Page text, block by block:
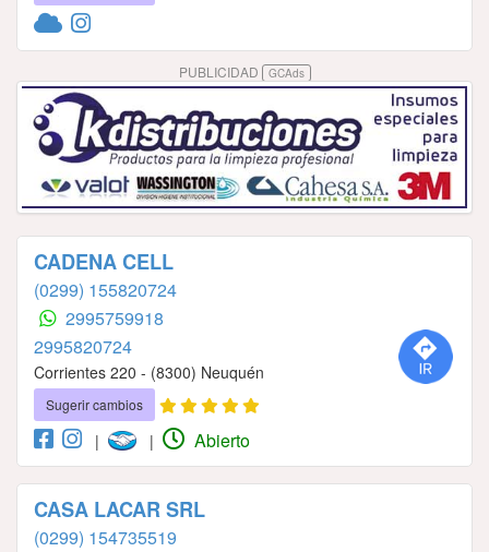
PUBLICIDAD GCAds
CADENA CELL
(0299) 155820724
2995759918
2995820724
Corrientes 220 - (8300) Neuquén
Sugerir cambios
| | Abierto
CASA LACAR SRL
(0299) 154735519